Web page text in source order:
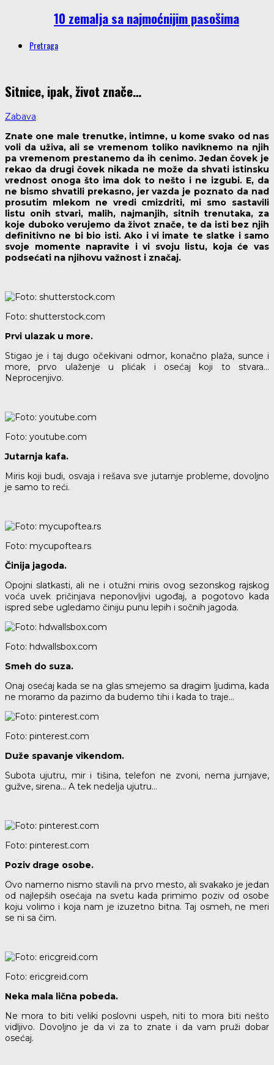
10 zemalja sa najmoćnijim pasošima
Pretraga
Sitnice, ipak, život znače…
Zabava
Znate one male trenutke, intimne, u kome svako od nas
voli da uživa, ali se vremenom toliko naviknemo na njih
pa vremenom prestanemo da ih cenimo. Jedan čovek je
rekao da drugi čovek nikada ne može da shvati istinsku
vrednost onoga što ima dok to nešto i ne izgubi. E, da
ne bismo shvatili prekasno, jer vazda je poznato da nad
prosutim mlekom ne vredi cmizdriti, mi smo sastavili
listu onih stvari, malih, najmanjih, sitnih trenutaka, za
koje duboko verujemo da život znače, te da isti bez njih
definitivno ne bi bio isti. Ako i vi imate te slatke i samo
svoje momente napravite i vi svoju listu, koja će vas
podsećati na njihovu važnost i značaj.
Foto: shutterstock.com
Prvi ulazak u more.
Stigao je i taj dugo očekivani odmor, konačno plaža, sunce i
more, prvo ulaženje u plićak i osećaj koji to stvara…
Neprocenjivo.
Foto: youtube.com
Jutarnja kafa.
Miris koji budi, osvaja i rešava sve jutarnje probleme, dovoljno
je samo to reći.
Foto: mycupoftea.rs
Činija jagoda.
Opojni slatkasti, ali ne i otužni miris ovog sezonskog rajskog
voća uvek pričinjava neponovljivi ugođaj, a pogotovo kada
ispred sebe ugledamo činiju punu lepih i sočnih jagoda.
Foto: hdwallsbox.com
Smeh do suza.
Onaj osećaj kada se na glas smejemo sa dragim ljudima, kada
ne moramo da pazimo da budemo tihi i kada to traje…
Foto: pinterest.com
Duže spavanje vikendom.
Subota ujutru, mir i tišina, telefon ne zvoni, nema jurnjave,
gužve, sirena… A tek nedelja ujutru…
Foto: pinterest.com
Poziv drage osobe.
Ovo namerno nismo stavili na prvo mesto, ali svakako je jedan
od najlepših osećaja na svetu kada primimo poziv od osobe
koju volimo i koja nam je izuzetno bitna. Taj osmeh, ne meri
se ni sa čim.
Foto: ericgreid.com
Neka mala lična pobeda.
Ne mora to biti veliki poslovni uspeh, niti to mora biti nešto
vidljivo. Dovoljno je da vi za to znate i da vam pruži dobar
osećaj.